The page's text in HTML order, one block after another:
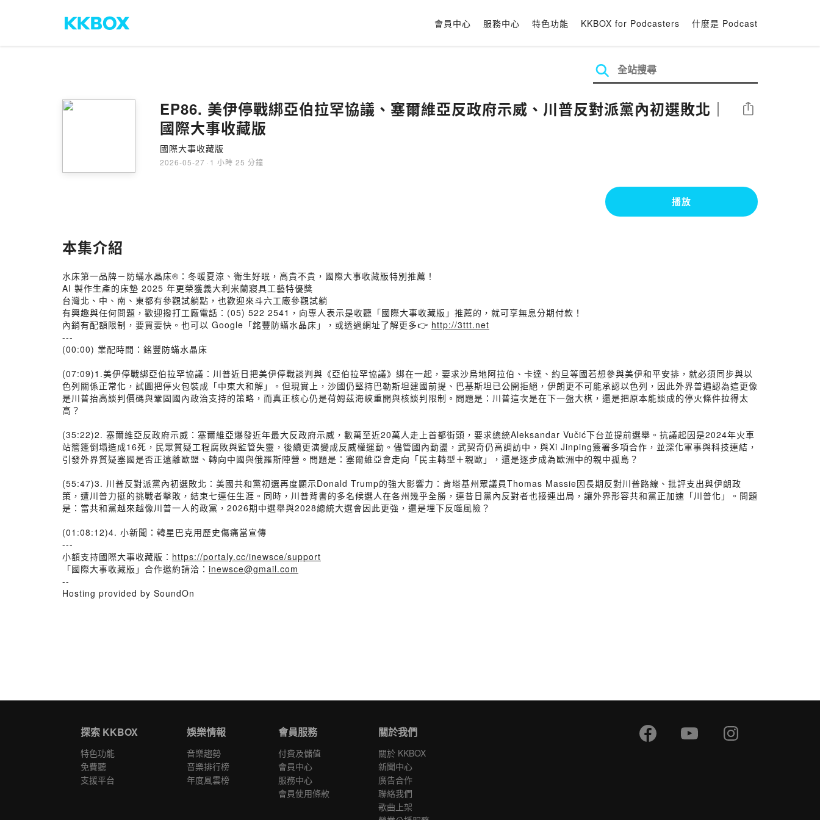
會員中心 服務中心 特色功能 KKBOX for Podcasters 什麼是 Podcast
EP86. 美伊停戰綁亞伯拉罕協議、塞爾維亞反政府示威、川普反對派黨內初選敗北｜
國際大事收藏版
國際大事收藏版
2026-05-27 · 1 小時 25 分鐘
分享
播放
本集介紹
水床第一品牌－防蟎水晶床®：冬暖夏涼、衛生好眠，高貴不貴，國際大事收藏版特別推薦！
AI 製作生產的床墊 2025 年更榮獲義大利米蘭寢具工藝特優獎
台灣北、中、南、東都有參觀試躺點，也歡迎來斗六工廠參觀試躺
有興趣與任何問題，歡迎撥打工廠電話：(05) 522 2541，向專人表示是收聽「國際大事收藏版」推薦的，就可享無息分期付款！
內銷有配額限制，要買要快。也可以 Google「銘豐防蟎水晶床」，或透過網址了解更多👉 http://3ttt.net
---
(00:00) 業配時間：銘豐防蟎水晶床
(07:09)1.美伊停戰綁亞伯拉罕協議：川普近日把美伊停戰談判與《亞伯拉罕協議》綁在一起，要求沙烏地阿拉伯、卡達、約旦等國若想參與美伊和平安排，就必須同步與以
色列關係正常化，試圖把停火包裝成「中東大和解」。但現實上，沙國仍堅持巴勒斯坦建國前提、巴基斯坦已公開拒絕，伊朗更不可能承認以色列，因此外界普遍認為這更像
是川普抬高談判價碼與鞏固國內政治支持的策略，而真正核心仍是荷姆茲海峽重開與核談判限制。問題是：川普這次是在下一盤大棋，還是把原本能談成的停火條件拉得太
高？
(35:22)2. 塞爾維亞反政府示威：塞爾維亞爆發近年最大反政府示威，數萬至近20萬人走上首都街頭，要求總統Aleksandar Vučić下台並提前選舉。抗議起因是2024年火車
站簷篷倒塌造成16死，民眾質疑工程腐敗與監管失靈，後續更演變成反威權運動。儘管國內動盪，武契奇仍高調訪中，與Xi Jinping簽署多項合作，並深化軍事與科技連結，
引發外界質疑塞國是否正遠離歐盟、轉向中國與俄羅斯陣營。問題是：塞爾維亞會走向「民主轉型＋親歐」，還是逐步成為歐洲中的親中孤島？
(55:47)3. 川普反對派黨內初選敗北：美國共和黨初選再度顯示Donald Trump的強大影響力：肯塔基州眾議員Thomas Massie因長期反對川普路線、批評支出與伊朗政
策，遭川普力挺的挑戰者擊敗，結束七連任生涯。同時，川普背書的多名候選人在各州幾乎全勝，連昔日黨內反對者也接連出局，讓外界形容共和黨正加速「川普化」。問題
是：當共和黨越來越像川普一人的政黨，2026期中選舉與2028總統大選會因此更強，還是埋下反噬風險？
(01:08:12)4. 小新聞：韓星巴克用歷史傷痛當宣傳
---
小額支持國際大事收藏版： https://portaly.cc/inewsce/support
「國際大事收藏版」合作邀約請洽： inewsce@gmail.com
--
Hosting provided by SoundOn
探索 KKBOX
特色功能
免費聽
支援平台
娛樂情報
音樂趨勢
音樂排行榜
年度風雲榜
會員服務
付費及儲值
會員中心
服務中心
會員使用條款
關於我們
關於 KKBOX
新聞中心
廣告合作
聯絡我們
歌曲上架